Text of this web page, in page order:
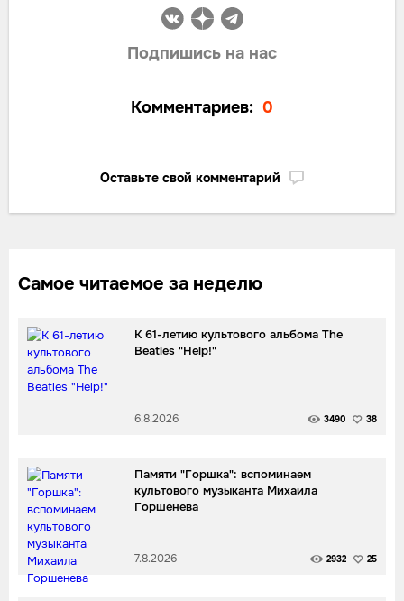
Подпишись на нас
Комментариев: 0
Оставьте свой комментарий
Самое читаемое за неделю
К 61-летию культового альбома The
Beatles "Help!"
6.8.2026 3490 38
Памяти "Горшка": вспоминаем
культового музыканта Михаила
Горшенева
7.8.2026 2932 25